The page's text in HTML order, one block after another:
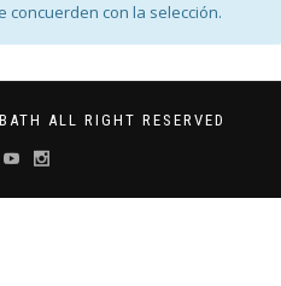
con la selección.
ALL RIGHT RESERVED